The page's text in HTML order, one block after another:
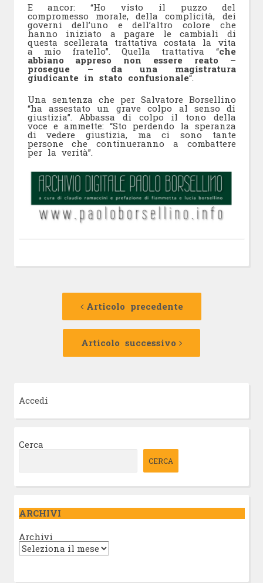
E ancor: “Ho visto il puzzo del
compromesso morale, della complicità, dei
governi dell’uno e dell’altro colore che
hanno iniziato a pagare le cambiali di
questa scellerata trattativa costata la vita
a mio fratello”. Quella trattativa “che
abbiano appreso non essere reato –
prosegue – da una magistratura
giudicante in stato confusionale“.
Una sentenza che per Salvatore Borsellino
“ha assestato un grave colpo al senso di
giustizia”. Abbassa di colpo il tono della
voce e ammette: “Sto perdendo la speranza
di vedere giustizia, ma ci sono tante
persone che continueranno a combattere
per la verità”.
Navigazione
Articolo precedente
Articolo
Articolo successivo
Articolo
Accedi
Cerca
CERCA
ARCHIVI
Archivi